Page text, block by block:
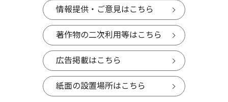
情報提供・ご意見はこちら
著作物の二次利用等はこちら
広告掲載はこちら
紙面の設置場所はこちら